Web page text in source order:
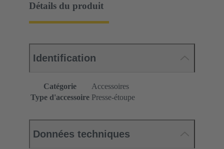
Détails du produit
Identification
Catégorie
Accessoires
Type d'accessoire Presse-étoupe
Données techniques